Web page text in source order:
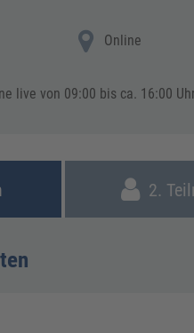
Online
live von 09:00 bis ca. 16:00
2.